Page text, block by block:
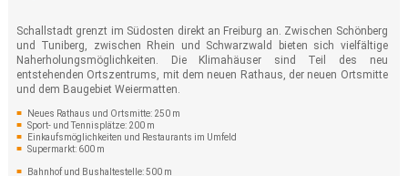
Schallstadt grenzt im Südosten direkt an Freiburg an. Zwischen Schönberg
und Tuniberg, zwischen Rhein und Schwarzwald bieten sich vielfältige
Naherholungsmöglichkeiten. Die Klimahäuser sind Teil des neu
entstehenden Ortszentrums, mit dem neuen Rathaus, der neuen Ortsmitte
und dem Baugebiet Weiermatten.
Neues Rathaus und Ortsmitte: 250 m
Sport- und Tennisplätze: 200 m
Einkaufsmöglichkeiten und Restaurants im Umfeld
Supermarkt: 600 m
Bahnhof und Bushaltestelle: 500 m